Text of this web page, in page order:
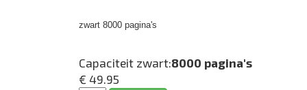
zwart 8000 pagina's
Capaciteit zwart:8000 pagina's
€ 49.95